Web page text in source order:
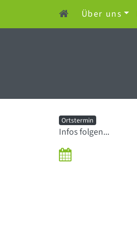
Über uns
Ortstermin
Infos folgen...